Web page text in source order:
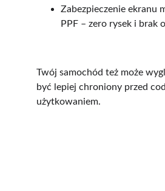
Zabezpieczenie ekranu
PPF – zero rysek i brak
Twój samochód też może
być lepiej chroniony przed
użytkowaniem.